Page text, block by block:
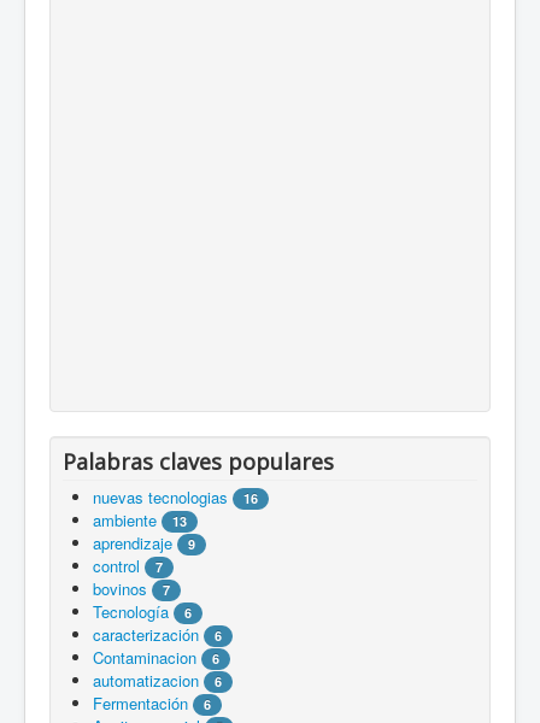
Palabras claves populares
nuevas tecnologias 16
ambiente 13
aprendizaje 9
control 7
bovinos 7
Tecnología 6
caracterización 6
Contaminacion 6
automatizacion 6
Fermentación 6